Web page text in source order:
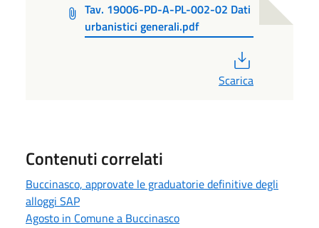
Tav. 19006-PD-A-PL-002-02 Dati
urbanistici generali.pdf
Scarica
Contenuti correlati
Buccinasco, approvate le graduatorie definitive degli
alloggi SAP
Agosto in Comune a Buccinasco